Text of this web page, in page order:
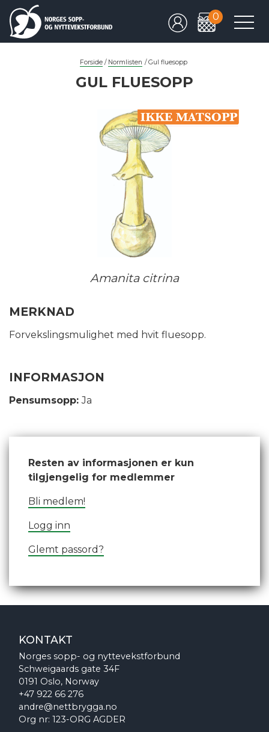
0
Forside / Normlisten / Gul fluesopp
GUL FLUESOPP
Amanita citrina
MERKNAD
Forvekslingsmulighet med hvit fluesopp.
INFORMASJON
Pensumsopp:Ja
Resten av informasjonen er kun
tilgjengelig for medlemmer
Bli medlem!
Logg inn
Glemt passord?
KONTAKT
Norges sopp- og nyttevekstforbund
Schweigaards gate 34F
0191 Oslo, Norway
+47 922 66 276
andre@nettbrygga.no
Org nr: 123-ORG AGDER